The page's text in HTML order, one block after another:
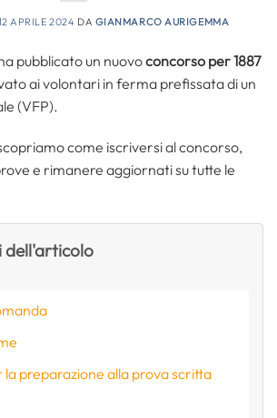
APRILE 2024 DA GIANMARCO AURIGEMMA
pubblicato un nuovoconcorso per 1887
ai volontari in ferma prefissata di un
(VFP).
come iscriversi al concorso,
e rimanere aggiornati su tutte le
dell'articolo
la preparazione alla prova scritta